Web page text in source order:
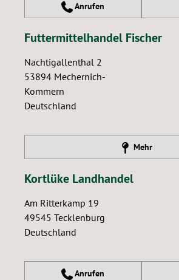
Anrufen
Futtermittelhandel Fischer
Nachtigallenthal 2
53894 Mechernich-
Kommern
Deutschland
Mehr
Kortlüke Landhandel
Am Ritterkamp 19
49545 Tecklenburg
Deutschland
Anrufen